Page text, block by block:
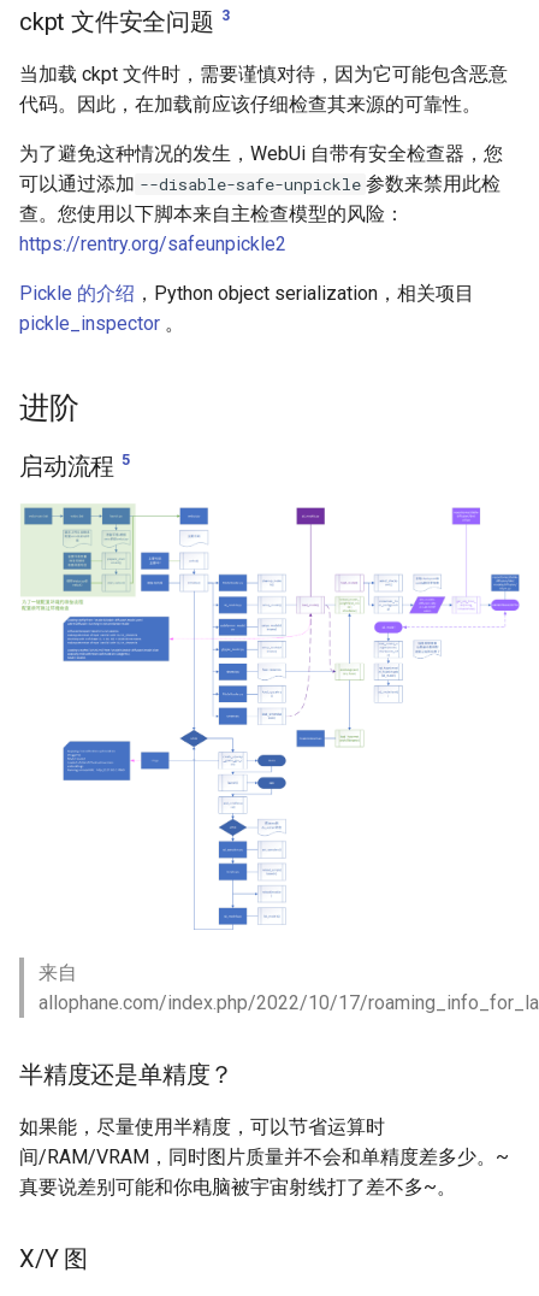
ckpt 文件安全问题 3
当加载 ckpt 文件时，需要谨慎对待，因为它可能包含恶意
代码。因此，在加载前应该仔细检查其来源的可靠性。
为了避免这种情况的发生，WebUi 自带有安全检查器，您
可以通过添加 --disable-safe-unpickle 参数来禁用此检
查。您使用以下脚本来自主检查模型的风险：
https://rentry.org/safeunpickle2
Pickle 的介绍 ，Python object serialization，相关项目
pickle_inspector 。
进阶
启动流程 5
来自
allophane.com/index.php/2022/10/17/
半精度还是单精度？
如果能，尽量使用半精度，可以节省运算时
间/RAM/VRAM，同时图片质量并不会和单精度差多少。~
真要说差别可能和你电脑被宇宙射线打了差不多~。
X/Y 图